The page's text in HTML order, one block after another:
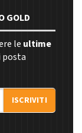
GOLD
le ultime
ISCRIVITI